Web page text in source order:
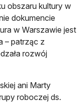
obszaru kultury w
dokumencie
w Warszawie jest
– patrząc z
rozwój
ani Marty
roboczej ds.